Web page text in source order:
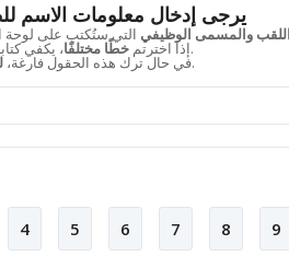
يرجى إدخال معلومات الاسم
والمسمى الوظيفي
إذا اخترتم خطًا مختلفًا ، يكفي كتابة رقم الخط بجانب الاسم.
في حال ترك هذه الحقول فارغة،.
4 5 6 7 8 9